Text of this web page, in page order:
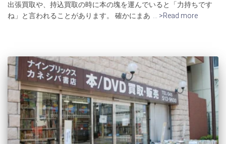
出張買取や、持込買取の時に本の塊を運んでいると「力持ちです
ね」と言われることがあります。 確かにまあ
… >Read more